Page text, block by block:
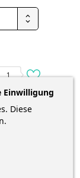
1
Einwilligung
Diese